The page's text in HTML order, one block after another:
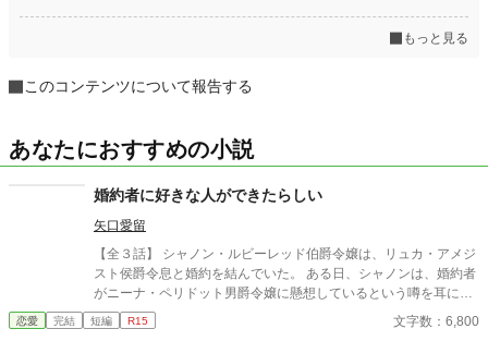
もっと見る
このコンテンツについて報告する
あなたにおすすめの小説
婚約者に好きな人ができたらしい
矢口愛留
【全３話】 シャノン・ルビーレッド伯爵令嬢は、リュカ・アメジ
スト侯爵令息と婚約を結んでいた。 ある日、シャノンは、婚約者
がニーナ・ペリドット男爵令嬢に懸想しているという噂を耳にす
る。 シャノンは断罪を回避するため、リュカとの婚約を円満に解
消しようとするが――。 ※ エブリスタに習作として掲載したもの
恋愛 完結 短編 R15 文字数：6,800